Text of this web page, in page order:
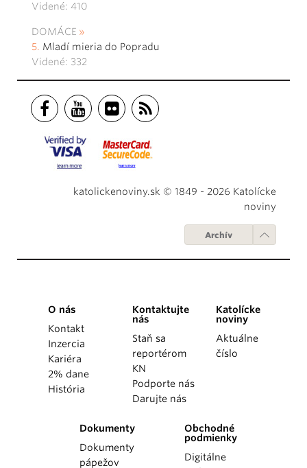
Videné: 410
DOMÁCE
Mladí mieria do Popradu
Videné: 332
katolickenoviny.sk © 1849 - 2026 Katolícke
noviny
Archív
O nás
Kontakt
Inzercia
Kariéra
2% dane
História
Kontaktujte
nás
Staň sa
reportérom
KN
Podporte nás
Darujte nás
Katolícke
noviny
Aktuálne
číslo
Dokumenty
Dokumenty
pápežov
Obchodné
podmienky
Digitálne